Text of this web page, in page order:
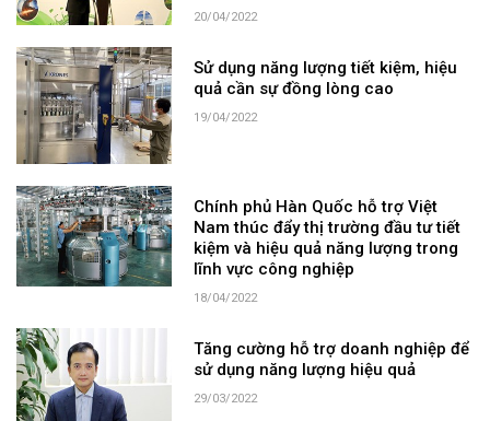
20/04/2022
Sử dụng năng lượng tiết kiệm, hiệu
quả cần sự đồng lòng cao
19/04/2022
Chính phủ Hàn Quốc hỗ trợ Việt
Nam thúc đẩy thị trường đầu tư tiết
kiệm và hiệu quả năng lượng trong
lĩnh vực công nghiệp
18/04/2022
Tăng cường hỗ trợ doanh nghiệp để
sử dụng năng lượng hiệu quả
29/03/2022